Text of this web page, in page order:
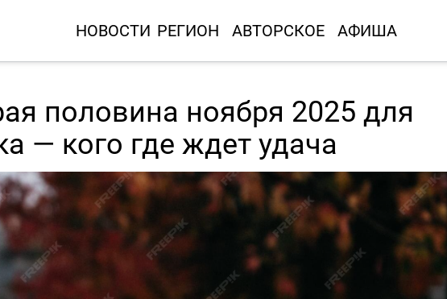
НОВОСТИ РЕГИОН АВТОРСКОЕ АФИША
половина ноября 2025 для
— кого где ждет удача